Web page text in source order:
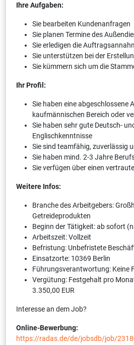
Ihre Aufgaben:
Sie bearbeiten Kundenanfragen
Sie planen Termine des
Sie erledigen die
Sie unterstützen bei der
Sie kümmern sich um die
Ihr Profil:
Sie haben eine abgeschlossene
kaufmännischen Bereich oder
Sie haben sehr gute Deutsch-
Englischkenntnisse
Sie sind teamfähig, zuverlässig
Sie haben mind. 2-3 Jahre
Sie verfügen über einen
Weitere Infos:
Branche des Arbeitgebers:
Getreideprodukten
Beginn der Tätigkeit: ab sofort
Arbeitszeit: Vollzeit
Befristung: Unbefristete
Einsatzorte: 10369 Berlin
Führungsverantwortung: Keine
Vergütung: Festgehalt pro
3.350,00 EUR
Interesse an dem Job?
Online-Bewerbung:
https://radas.de/de/jobsdb/job/